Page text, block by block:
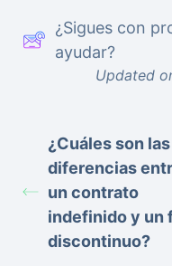
¿Sigues con
ayudar?
Updated
¿Cuáles son las
diferencias
un contrato
indefinido y un
discontinuo?